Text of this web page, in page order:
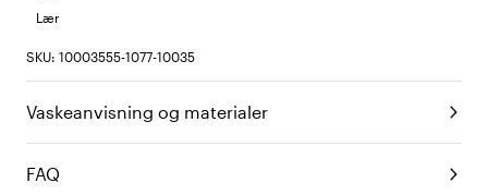
Lær
SKU: 10003555-1077-10035
Vaskeanvisning og materialer
FAQ